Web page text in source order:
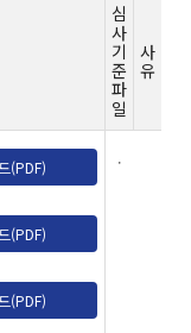
심
사
기
준
파
일
사
유
(PDF) .
(PDF)
(PDF)